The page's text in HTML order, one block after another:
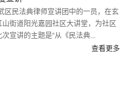
区民法典律师宣讲团中的一员，在玄
街道阳光嘉园社区大讲堂，为社区
宣讲的主题是“从《民法典...
查看更多